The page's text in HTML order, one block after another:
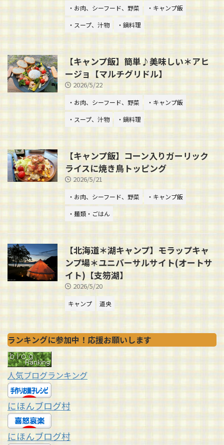
・お肉、シーフード、野菜
・キャンプ飯
・スープ、汁物
・鍋料理
【キャンプ飯】簡単♪美味しい＊アヒ
ージョ【マルチグリドル】
2026/5/22
・お肉、シーフード、野菜
・キャンプ飯
・スープ、汁物
・鍋料理
【キャンプ飯】コーン入りガーリック
ライスに焼き鳥トッピング
2026/5/21
・お肉、シーフード、野菜
・キャンプ飯
・麺類・ごはん
【北海道＊湖キャンプ】モラップキャ
ンプ場＊ユニバーサルサイト(オートサ
イト)【支笏湖】
2026/5/20
キャンプ 道央
ランキングに参加中！応援お願いします
人気ブログランキング
にほんブログ村
にほんブログ村